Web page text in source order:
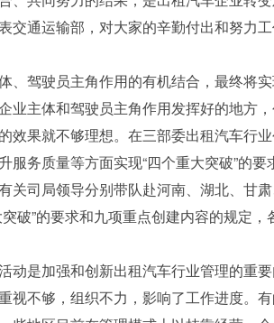
通运输部，对大家的辛勤付出和努力工
驾驶员主角作用的有机结合，最终将
业主体和驾驶员主角作用发挥好的地方
效果就不够理想。在三部委出租汽车行
务质量等方面实现“四个重大突破”的
关司局领导分别带队赴河南、湖北、甘
破”的要求和九项重点创建内容的规定
动是加强和创新出租汽车行业管理的重
视不够，组织不力，影响了工作进度。